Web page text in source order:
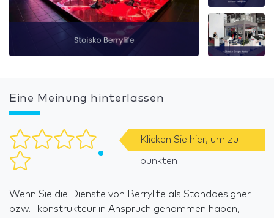
Eine Meinung hinterlassen
Klicken Sie hier, um zu
punkten
Wenn Sie die Dienste von Berrylife als Standdesigner
bzw. -konstrukteur in Anspruch genommen haben,